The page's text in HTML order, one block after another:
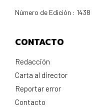
Número de Edición : 1438
CONTACTO
Redacción
Carta al director
Reportar error
Contacto